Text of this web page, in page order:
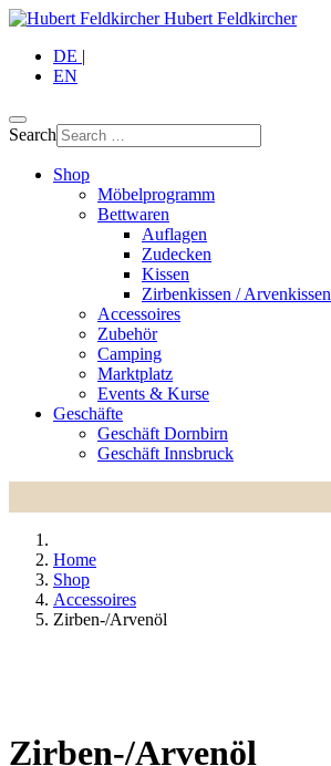
Hubert Feldkircher
DE |
EN
Search
Shop
Möbelprogramm
Bettwaren
Auflagen
Zudecken
Kissen
Zirbenkissen / Arvenkissen
Accessoires
Zubehör
Camping
Marktplatz
Events & Kurse
Geschäfte
Geschäft Dornbirn
Geschäft Innsbruck
Home
Shop
Accessoires
Zirben-/Arvenöl
Zirben-/Arvenöl